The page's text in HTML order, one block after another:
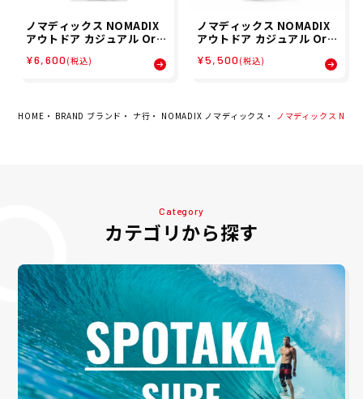
ノマディックス NOMADIX
アウトドア カジュアル Ori
241 メンズ レディース ユニ
¥6,600 (税込)
ノマディックス NOMADIX
アウトドア カジュアル Ori
1700010134222 メンズ レ
¥5,500 (税込)
HOME BRAND ブランド ナ行 NOMADIX ノマディックス ノマディックス
Category
カテゴリから探す